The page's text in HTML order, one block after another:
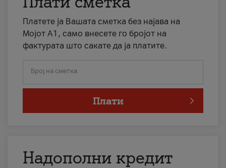
Платете ја Вашата сметка без најава на
Мојот А1, само внесете го бројот на
фактурата што сакате да ја платите.
Број на сметка
Плати
Надополни кредит